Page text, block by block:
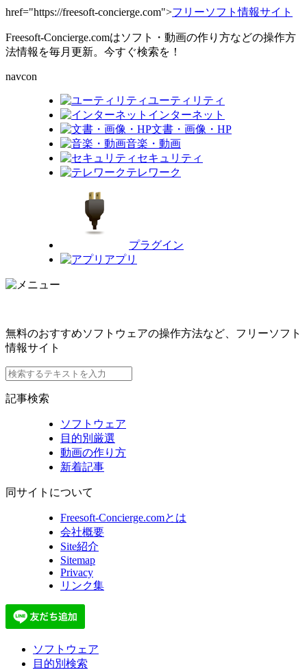
href="https://freesoft-concierge.com">フリーソフト情報サイト
Freesoft-Concierge.comはソフト・動画の作り方などの操作方
法情報を毎月更新。今すぐ検索を！
navcon
ユーティリティ
インターネット
文書・画像・HP
音楽・動画
セキュリティ
テレワーク
プラグイン
アプリ
無料のおすすめソフトウェアの操作方法など、フリーソフト
情報サイト
記事検索
ソフトウェア
目的別厳選
動画の作り方
新着記事
同サイトについて
Freesoft-Concierge.comとは
会社概要
Site紹介
Sitemap
Privacy
リンク集
ソフトウェア
目的別検索